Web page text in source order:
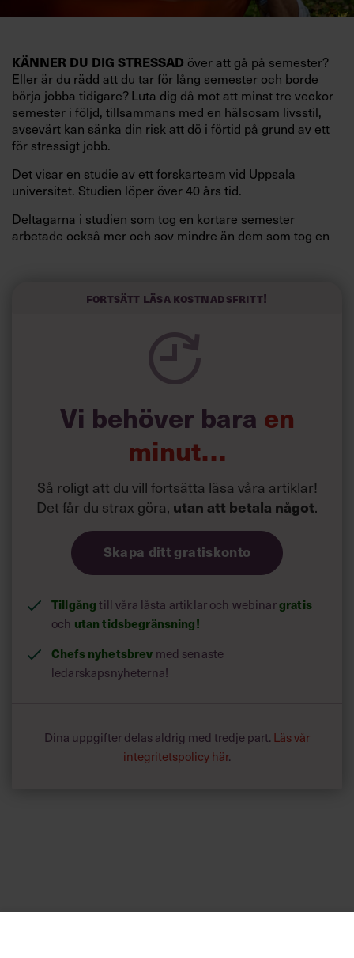
KÄNNER DU DIG STRESSAD över att gå på semester?
Eller är du rädd att du tar för lång semester och borde
börja jobba tidigare? Luta dig då mot att minst tre veckor
semester i följd, tillsammans med en hälsosam livsstil,
avsevärt kan sänka din risk att dö i förtid på grund av ett
för stressigt jobb.
Det visar en studie av ett forskarteam vid Uppsala
universitet. Studien löper över 40 års tid.
Deltagarna i studien som tog en kortare semester
arbetade också mer och sov mindre än dem som tog en
Forskarna tror sig dessutom kunna uttyda att en längre
försök att förändra livsstilsvanor.
Fortsätt läsa kostnadsfritt!
Vi behöver bara en
minut…
Så roligt att du vill fortsätta läsa våra artiklar!
Det får du strax göra, utan att betala något.
Skapa ditt gratiskonto
Tillgång till våra låsta artiklar och webinargratis
och utan tidsbegränsning!
Chefs nyhetsbrev med senaste
ledarskapsnyheterna!
Dina uppgifter delas aldrig med tredje part. Läs vår
integritetspolicy här.